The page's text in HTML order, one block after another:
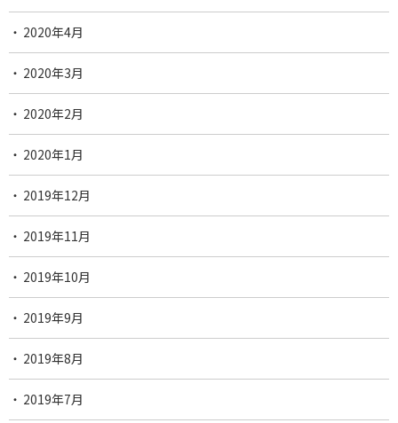
2020年4月
2020年3月
2020年2月
2020年1月
2019年12月
2019年11月
2019年10月
2019年9月
2019年8月
2019年7月